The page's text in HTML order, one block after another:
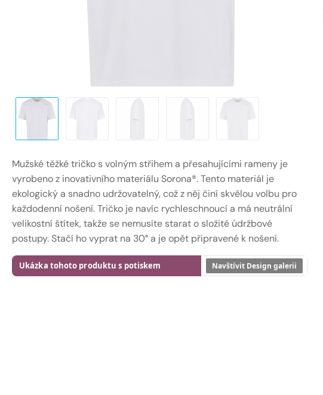
Mužské těžké tričko s volným střihem a přesahujícími rameny je
vyrobeno z inovativního materiálu Sorona®. Tento materiál je
ekologický a snadno udržovatelný, což z něj činí skvělou volbu pro
každodenní nošení. Tričko je navíc rychleschnoucí a má neutrální
velikostní štítek, takže se nemusíte starat o složité údržbové
postupy. Stačí ho vyprat na 30° a je opět připravené k nošení.
Ukázka tohoto produktu s potiskem Navštívit Design galerii